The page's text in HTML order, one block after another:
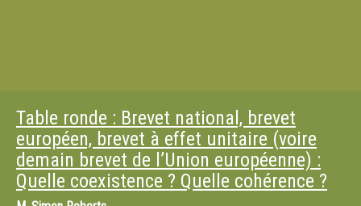
Table ronde : Brevet national, brevet
européen, brevet à effet unitaire (voire
demain brevet de l’Union européenne) :
Quelle coexistence ? Quelle cohérence ?